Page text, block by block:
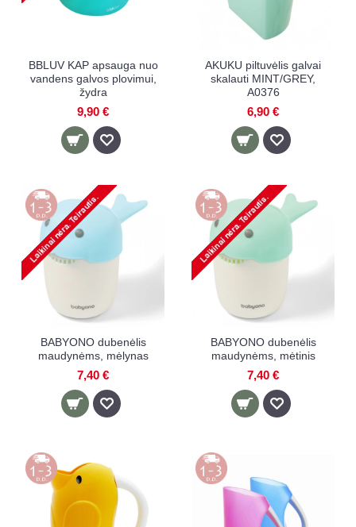
BBLUV KAP apsauga nuo
vandens galvos plovimui,
žydra
9,90 €
AKUKU piltuvėlis galvai
skalauti MINT/GREY,
A0376
6,90 €
BABYONO dubenėlis
maudynėms, mėlynas
7,40 €
BABYONO dubenėlis
maudynėms, mėtinis
7,40 €